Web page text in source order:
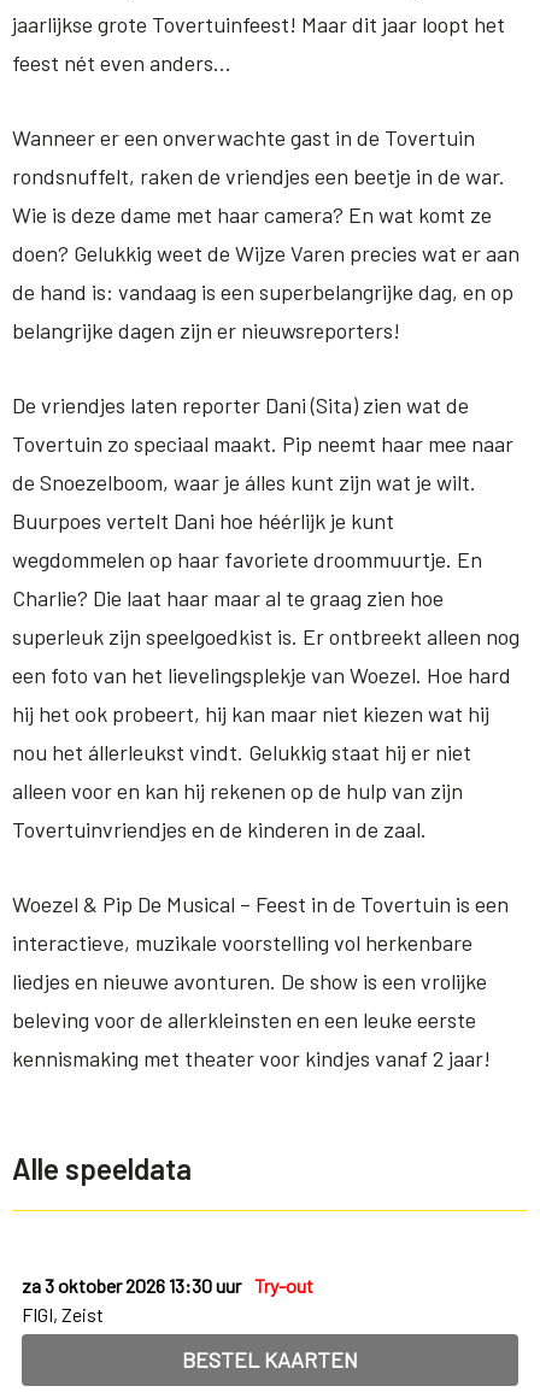
jaarlijkse grote Tovertuinfeest! Maar dit jaar loopt het
feest nét even anders…
Wanneer er een onverwachte gast in de Tovertuin
rondsnuffelt, raken de vriendjes een beetje in de war.
Wie is deze dame met haar camera? En wat komt ze
doen? Gelukkig weet de Wijze Varen precies wat er aan
de hand is: vandaag is een superbelangrijke dag, en op
belangrijke dagen zijn er nieuwsreporters!
De vriendjes laten reporter Dani (Sita) zien wat de
Tovertuin zo speciaal maakt. Pip neemt haar mee naar
de Snoezelboom, waar je álles kunt zijn wat je wilt.
Buurpoes vertelt Dani hoe héérlijk je kunt
wegdommelen op haar favoriete droommuurtje. En
Charlie? Die laat haar maar al te graag zien hoe
superleuk zijn speelgoedkist is. Er ontbreekt alleen nog
een foto van het lievelingsplekje van Woezel. Hoe hard
hij het ook probeert, hij kan maar niet kiezen wat hij
nou het állerleukst vindt. Gelukkig staat hij er niet
alleen voor en kan hij rekenen op de hulp van zijn
Tovertuinvriendjes en de kinderen in de zaal.
Woezel & Pip De Musical – Feest in de Tovertuin is een
interactieve, muzikale voorstelling vol herkenbare
liedjes en nieuwe avonturen. De show is een vrolijke
beleving voor de allerkleinsten en een leuke eerste
kennismaking met theater voor kindjes vanaf 2 jaar!
Alle speeldata